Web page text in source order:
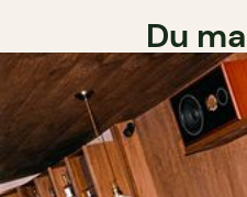
Du